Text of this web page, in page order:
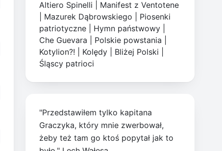
Altiero Spinelli
Manifest z Ventotene
Mazurek Dąbrowskiego
Piosenki
patriotyczne
Hymn państwowy
Che Guevara
Polskie powstania
Kotylion?!
Kolędy Bliżej Polski
Śląscy patrioci
"Przedstawiłem tylko kapitana
Graczyka, który mnie zwerbował,
żeby też tam go ktoś popytał jak to